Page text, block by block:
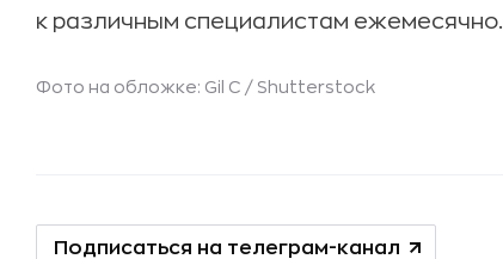
к различным специалистам ежемесячно.
Фото на обложке: Gil C / Shutterstock
Подписаться на телеграм-канал